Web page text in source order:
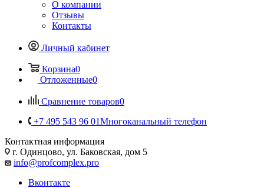
О компании
Отзывы
Контакты
Личный кабинет
Корзина0
Отложенные0
Сравнение товаров0
+7 495 543 96 01Многоканальный телефон
Контактная информация
г. Одинцово, ул. Баковская, дом 5
info@profcomplex.pro
Вконтакте